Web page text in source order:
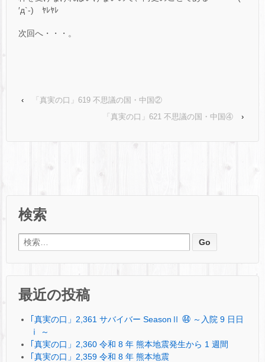
′д`-)ゝﾔﾚﾔﾚ
次回へ・・・。
‹
「真実の口」619 不思議の国・中国②
「真実の口」621 不思議の国・中国④
›
検索
検索:
最近の投稿
｢真実の口」2,361 サバイバー SeasonⅡ ㊹ ～入院 9 日日
ⅰ ～
｢真実の口」2,360 令和 8 年 熊本地震発生から 1 週間
｢真実の口」2,359 令和 8 年 熊本地震